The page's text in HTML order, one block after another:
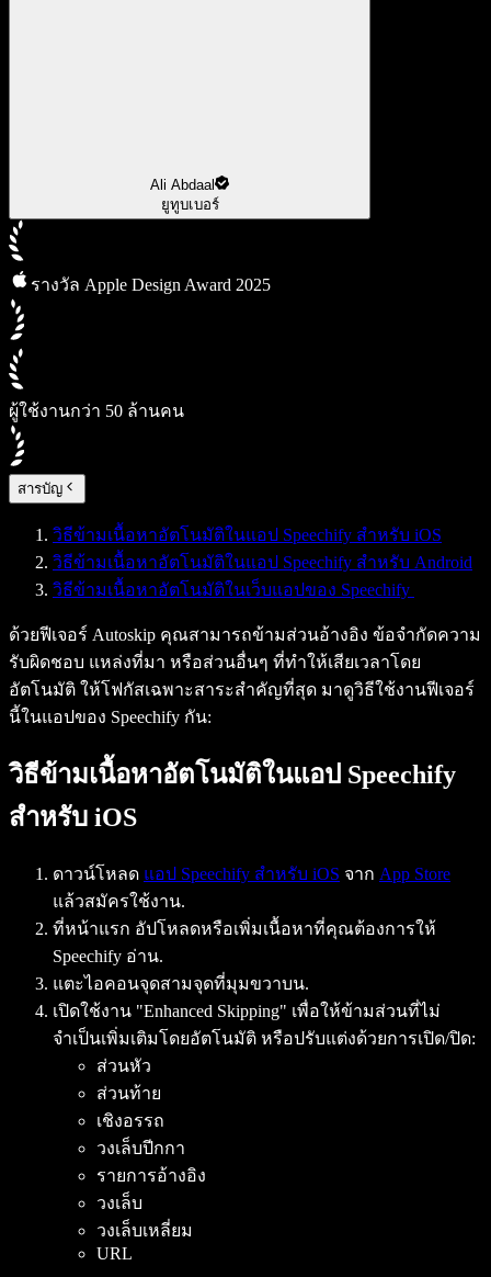
Ali Abdaal
ยูทูบเบอร์
รางวัล Apple Design Award 2025
ผู้ใช้งานกว่า 50 ล้านคน
สารบัญ
วิธีข้ามเนื้อหาอัตโนมัติในแอป Speechify สำหรับ iOS
วิธีข้ามเนื้อหาอัตโนมัติในแอป Speechify สำหรับ Android
วิธีข้ามเนื้อหาอัตโนมัติในเว็บแอปของ Speechify
ด้วยฟีเจอร์ Autoskip คุณสามารถข้ามส่วนอ้างอิง ข้อจำกัดความ
รับผิดชอบ แหล่งที่มา หรือส่วนอื่นๆ ที่ทำให้เสียเวลาโดย
อัตโนมัติ ให้โฟกัสเฉพาะสาระสำคัญที่สุด มาดูวิธีใช้งานฟีเจอร์
นี้ในแอปของ Speechify กัน:
วิธีข้ามเนื้อหาอัตโนมัติในแอป Speechify
สำหรับ iOS
ดาวน์โหลด แอป Speechify สำหรับ iOS จาก App Store
แล้วสมัครใช้งาน.
ที่หน้าแรก อัปโหลดหรือเพิ่มเนื้อหาที่คุณต้องการให้
Speechify อ่าน.
แตะไอคอนจุดสามจุดที่มุมขวาบน.
เปิดใช้งาน "Enhanced Skipping" เพื่อให้ข้ามส่วนที่ไม่
จำเป็นเพิ่มเติมโดยอัตโนมัติ หรือปรับแต่งด้วยการเปิด/ปิด:
ส่วนหัว
ส่วนท้าย
เชิงอรรถ
วงเล็บปีกกา
รายการอ้างอิง
วงเล็บ
วงเล็บเหลี่ยม
URL